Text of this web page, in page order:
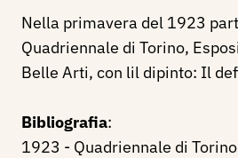
Nella primavera del 1923
Quadriennale di Torino,
Belle Arti, con lil dipinto: Il
Bibliografia:
1923 - Quadriennale di